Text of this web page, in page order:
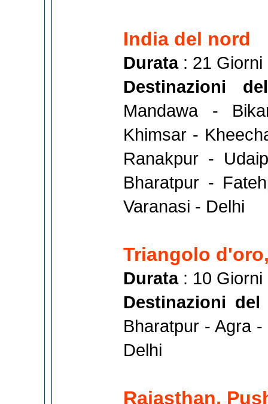
India del nord
Durata: 21 Giorni
Destinazioni
Mandawa -
Khimsar -
Ranakpur -
Bharatpur -
Varanasi - Delhi
Triangolo
Durata: 10 Giorni
Destinazioni
Bharatpur - Agra
Delhi
Rajasthan,